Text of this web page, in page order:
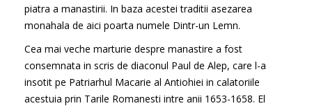
piatra a manastirii. In baza acestei traditii asezarea
monahala de aici poarta numele Dintr-un Lemn.
Cea mai veche marturie despre manastire a fost
consemnata in scris de diaconul Paul de Alep, care l-a
insotit pe Patriarhul Macarie al Antiohiei in calatoriile
acestuia prin Tarile Romanesti intre anii 1653-1658. El